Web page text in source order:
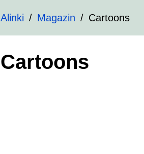
Alinki Magazin Cartoons
Cartoons